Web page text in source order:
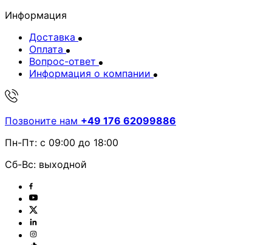
Информация
Доставка
Оплата
Вопрос-ответ
Информация о компании
Позвоните нам +49 176 62099886
Пн-Пт: с 09:00 до 18:00
Сб-Вс: выходной